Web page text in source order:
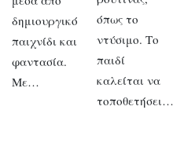
δημιουργικό
παιχνίδι και
φαντασία.
Με…
όπως το
ντύσιμο. Το
παιδί
καλείται να
τοποθετήσει…